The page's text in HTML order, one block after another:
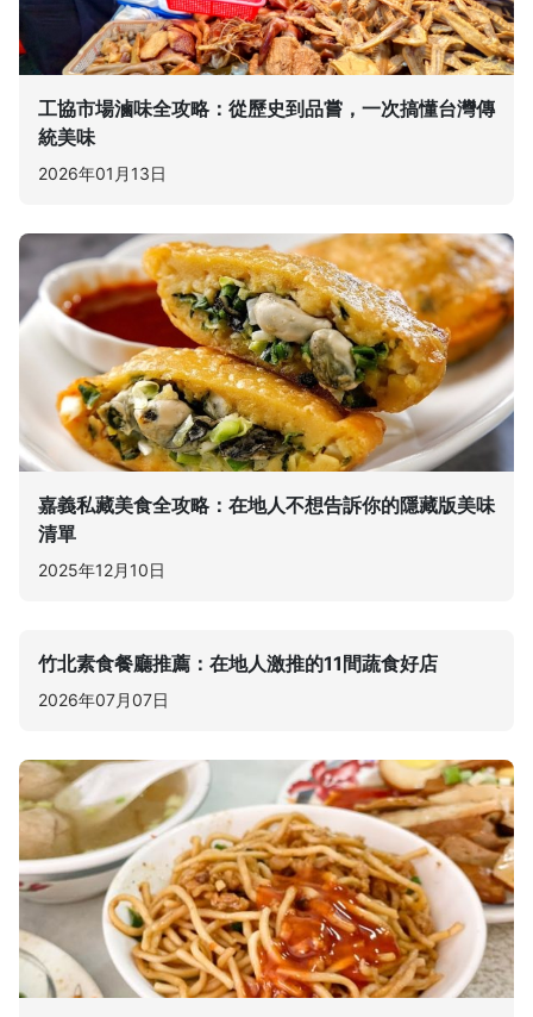
工協市場滷味全攻略：從歷史到品嘗，一次搞懂台灣傳
統美味
2026年01月13日
嘉義私藏美食全攻略：在地人不想告訴你的隱藏版美味
清單
2025年12月10日
竹北素食餐廳推薦：在地人激推的11間蔬食好店
2026年07月07日